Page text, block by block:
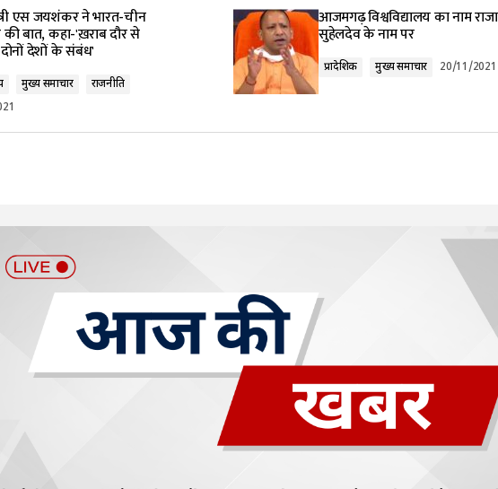
एस जयशंकर ने भारत-चीन
बात, कहा-'ख़राब दौर से
देशों के संबंध'
मुख्य समाचार
राजनीति
आजमगढ़ विश्वविद्यालय का नाम राजा
सुहेलदेव के नाम पर
प्रादेशिक मुख्य समाचार 20/11/2021